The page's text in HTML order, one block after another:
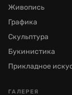
Живопись
Графика
Скульптура
Букинистика
Прикладное
ГАЛЕРЕЯ